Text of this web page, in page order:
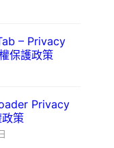
– Privacy
保護政策
Privacy
策